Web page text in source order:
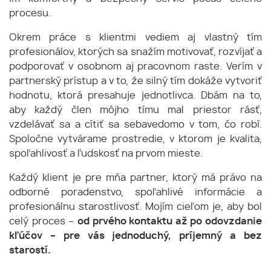
procesu.
Okrem práce s klientmi vediem aj vlastný tím
profesionálov, ktorých sa snažím motivovať, rozvíjať a
podporovať v osobnom aj pracovnom raste. Verím v
partnerský prístup a v to, že silný tím dokáže vytvoriť
hodnotu, ktorá presahuje jednotlivca. Dbám na to,
aby každý člen môjho tímu mal priestor rásť,
vzdelávať sa a cítiť sa sebavedomo v tom, čo robí.
Spoločne vytvárame prostredie, v ktorom je kvalita,
spoľahlivosť a ľudskosť na prvom mieste.
Každý klient je pre mňa partner, ktorý má právo na
odborné poradenstvo, spoľahlivé informácie a
profesionálnu starostlivosť. Mojím cieľom je, aby bol
celý proces – od prvého kontaktu až po odovzdanie
kľúčov – pre vás jednoduchý, príjemný a bez
starostí.